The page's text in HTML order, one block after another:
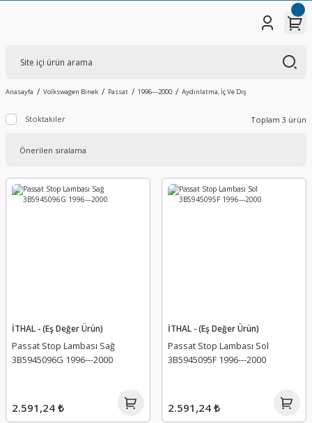
Anasayfa Volkswagen Binek Passat 1996---2000 Aydınlatma, İç Ve Dış
Stoktakiler Toplam 3 ürün
İTHAL - (Eş Değer Ürün)
Passat Stop Lambası Sağ
3B5945096G 1996---2000
2.591,24 ₺
İTHAL - (Eş Değer Ürün)
Passat Stop Lambası Sol
3B5945095F 1996---2000
2.591,24 ₺